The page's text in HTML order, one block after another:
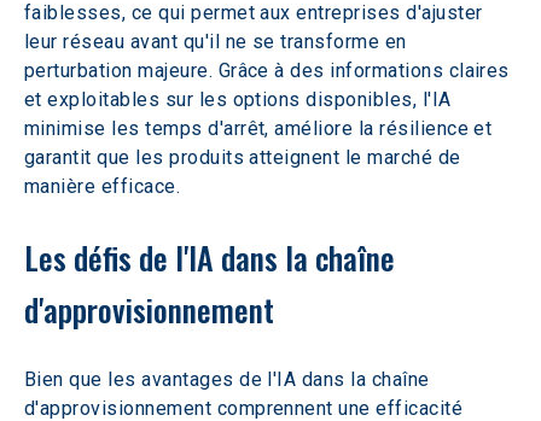
faiblesses, ce qui permet aux entreprises d'ajuster
leur réseau avant qu'il ne se transforme en
perturbation majeure. Grâce à des informations claires
et exploitables sur les options disponibles, l'IA
minimise les temps d'arrêt, améliore la résilience et
garantit que les produits atteignent le marché de
manière efficace.
Les défis de l'IA dans la chaîne
d'approvisionnement
Bien que les avantages de l'IA dans la chaîne
d'approvisionnement comprennent une efficacité